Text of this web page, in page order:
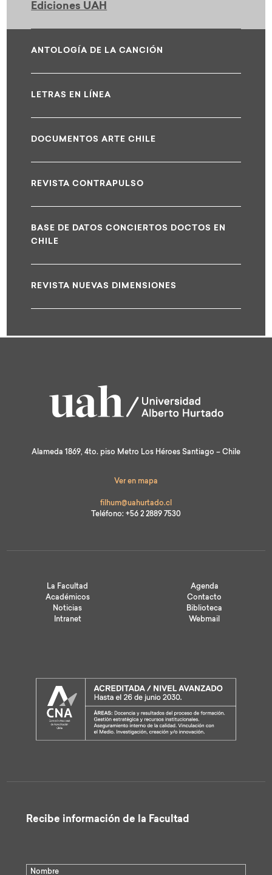
Ediciones UAH
ANTOLOGÍA DE LA CANCIÓN
LETRAS EN LÍNEA
DOCUMENTOS ARTE CHILE
REVISTA CONTRAPULSO
BASE DE DATOS CONCIERTOS DOCTOS EN
CHILE
REVISTA NUEVAS DIMENSIONES
Alameda 1869, 4to. piso Metro Los Héroes Santiago – Chile
Ver en mapa
filhum@uahurtado.cl
Teléfono: +56 2 2889 7530
La Facultad
Académicos
Noticias
Intranet
Agenda
Contacto
Biblioteca
Webmail
Recibe información de la Facultad